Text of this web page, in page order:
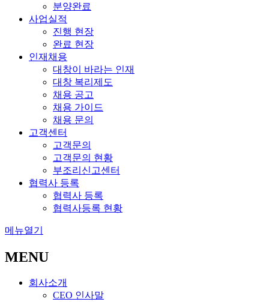
분양완료
사업실적
진행 현장
완료 현장
인재채용
대창이 바라는 인재
대창 복리제도
채용 공고
채용 가이드
채용 문의
고객센터
고객문의
고객문의 현황
부조리신고센터
협력사 등록
협력사 등록
협력사등록 현황
메뉴열기
MENU
회사소개
CEO 인사말